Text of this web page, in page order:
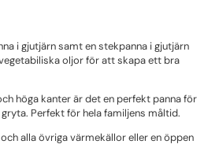
i gjutjärn samt en stekpanna i gjutjärn
oljor för att skapa ett bra
höga kanter är det en perfekt panna för
Perfekt för hela familjens måltid.
alla övriga värmekällor eller en öppen